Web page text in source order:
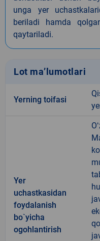
unga yer
beriladi hamda
qaytariladi.
Lot ma’lumotlari
Yerning toifasi
Yer
uchastkasidan
foydalanish
bo`yicha
ogohlantirish